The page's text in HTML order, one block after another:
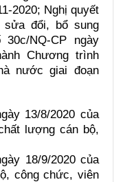
2020; Nghị quyết
sửa đổi, bổ sung
NQ-CP ngày
Chương trình
nước giai đoạn
13/8/2020 của
lượng cán bộ,
18/9/2020 của
công chức, viên